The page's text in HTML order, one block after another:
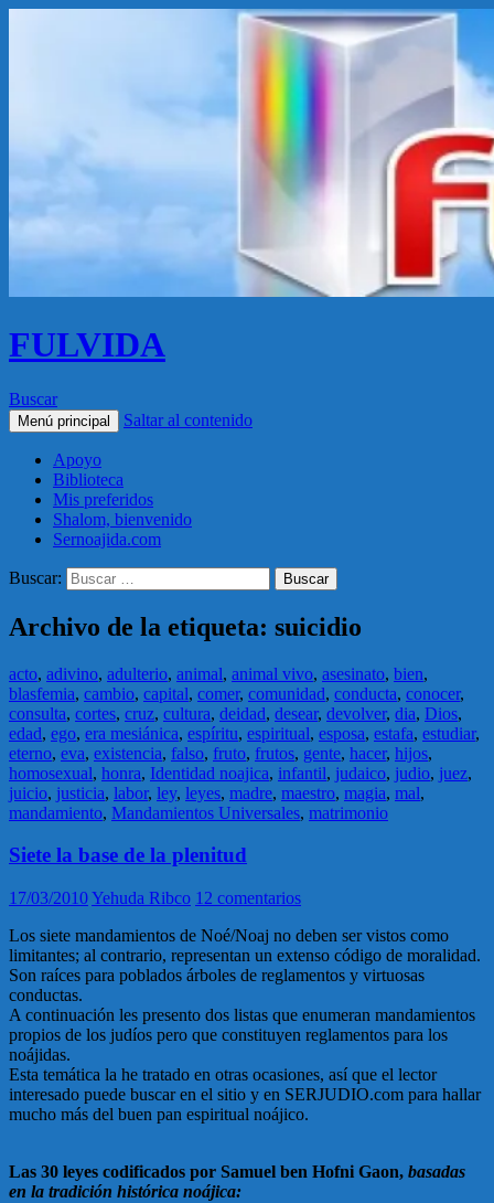
FULVIDA
Buscar
Menú principal Saltar al contenido
Apoyo
Biblioteca
Mis preferidos
Shalom, bienvenido
Sernoajida.com
Buscar:
Archivo de la etiqueta: suicidio
acto, adivino, adulterio, animal, animal vivo, asesinato, bien,
blasfemia, cambio, capital, comer, comunidad, conducta, conocer,
consulta, cortes, cruz, cultura, deidad, desear, devolver, dia, Dios,
edad, ego, era mesiánica, espíritu, espiritual, esposa, estafa, estudiar,
eterno, eva, existencia, falso, fruto, frutos, gente, hacer, hijos,
homosexual, honra, Identidad noajica, infantil, judaico, judio, juez,
juicio, justicia, labor, ley, leyes, madre, maestro, magia, mal,
mandamiento, Mandamientos Universales, matrimonio
Siete la base de la plenitud
17/03/2010Yehuda Ribco 12 comentarios
Los siete mandamientos de Noé/Noaj no deben ser vistos como
limitantes; al contrario, representan un extenso código de moralidad.
Son raíces para poblados árboles de reglamentos y virtuosas
conductas.
A continuación les presento dos listas que enumeran mandamientos
propios de los judíos pero que constituyen reglamentos para los
noájidas.
Esta temática la he tratado en otras ocasiones, así que el lector
interesado puede buscar en el sitio y en SERJUDIO.com para hallar
mucho más del buen pan espiritual noájico.
Las 30 leyes codificados por Samuel ben Hofni Gaon, basadas
en la tradición histórica noájica: